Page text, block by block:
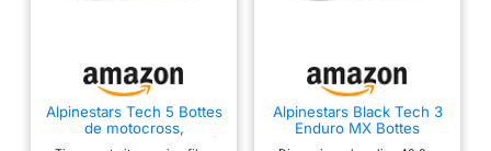
Alpinestars Tech 5 Bottes
de motocross,
noir/gris/blanc, 10 (44.5)
Alpinestars Black Tech 3
Enduro MX Bottes